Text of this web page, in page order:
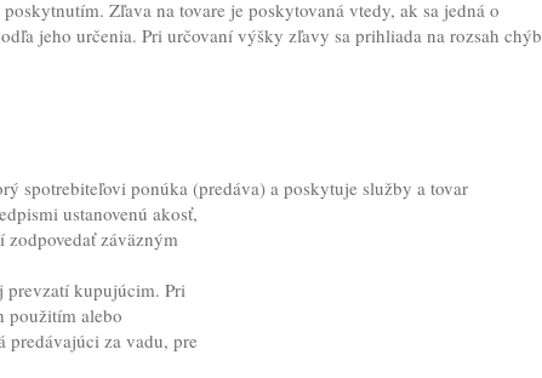
Zľava na tovare je poskytovaná vtedy, ak sa jedná o
jeho určenia. Pri určovaní výšky zľavy sa prihliada na rozsah chýb
spotrebiteľovi ponúka (predáva) a poskytuje služby a tovar
ustanovenú akosť,
záväzným
prevzatí kupujúcim. Pri
použitím alebo
predávajúci za vadu, pre